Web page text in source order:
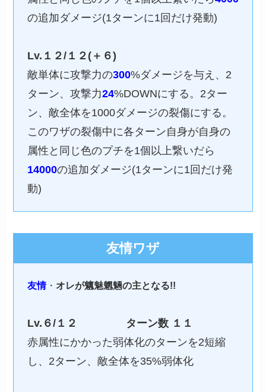
の追加ダメージ(1ターンに1回だけ発動)
Lv.１２/１２(＋６)
敵単体に攻撃力の300%ダメージを与え、2
ターン、攻撃力24%DOWNにする。2ター
ン、敵全体を1000ダメージの裂傷にする。
このワザの裂傷中に各ターン自身が自身の
属性と同じ色のプチを1個以上繋いだら
14000の追加ダメージ(1ターンに1回だけ発
動)
友情ワザ
友情・ オレが魑魅魍魎の主となる!!
Lv.６/１２ ターン数 １１
赤属性にかかった弱体化のターンを2短縮
し、2ターン、敵全体を35%弱体化